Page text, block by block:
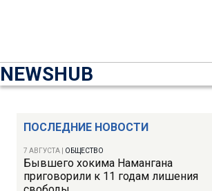
NEWSHUB
ПОСЛЕДНИЕ НОВОСТИ
7 АВГУСТА ОБЩЕСТВО
Бывшего хокима Намангана
приговорили к 11 годам лишения